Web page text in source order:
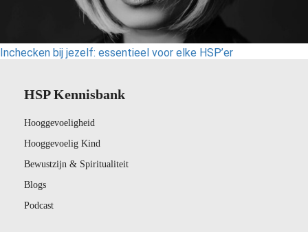
Inchecken bij jezelf: essentieel voor elke HSP’er
HSP Kennisbank
Hooggevoeligheid
Hooggevoelig Kind
Bewustzijn & Spiritualiteit
Blogs
Podcast